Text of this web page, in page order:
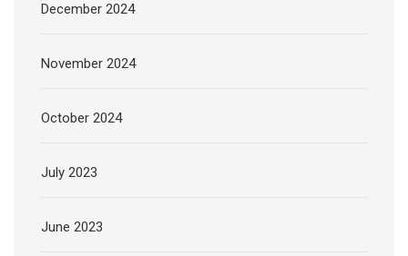
December 2024
November 2024
October 2024
July 2023
June 2023